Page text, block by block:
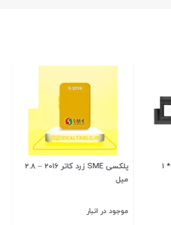
پلکسی SME زرد کاتر 2016 – 2.8
میل
موجود در انبار